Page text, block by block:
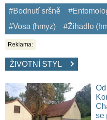
#Bodnutí sršně
#Vosa (hmyz)
#Žihadlo
Reklama:
ŽIVOTNÍ STYL
se